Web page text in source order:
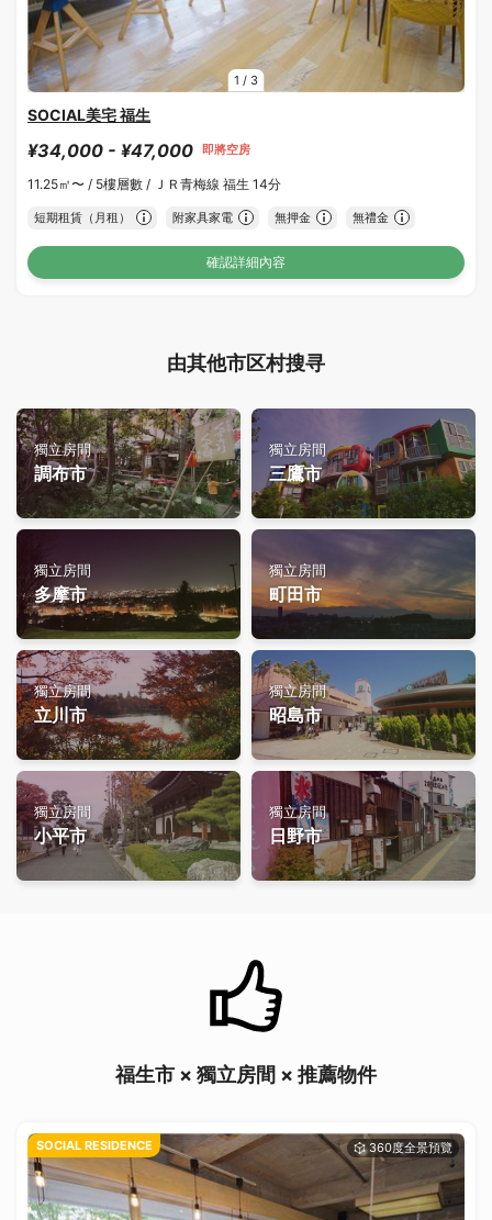
1 / 3
SOCIAL美宅 福生
¥34,000 - ¥47,000 即將空房
11.25㎡〜 / 5樓層數 / ＪＲ青梅線 福生 14分
短期租賃（月租） 附家具家電 無押金 無禮金
確認詳細內容
由其他市区村搜寻
獨立房間
調布市
獨立房間
三鷹市
獨立房間
多摩市
獨立房間
町田市
獨立房間
立川市
獨立房間
昭島市
獨立房間
小平市
獨立房間
日野市
福生市 × 獨立房間 × 推薦物件
SOCIAL RESIDENCE